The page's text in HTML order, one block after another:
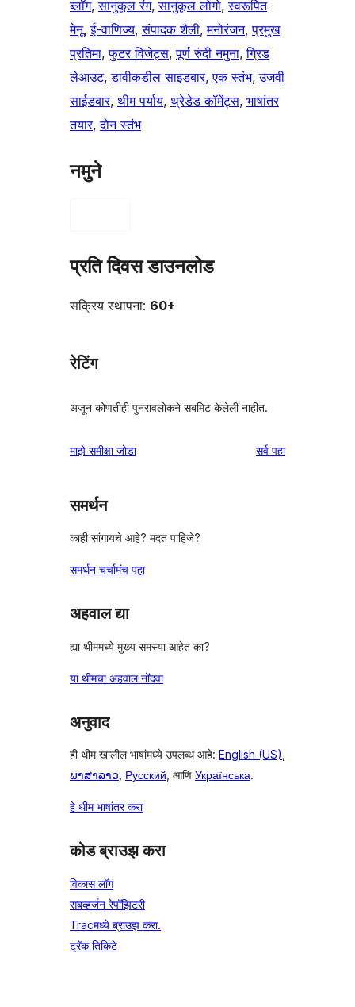
ब्लॉग, सानुकूल रंग, सानुकूल लोगो, स्वरूपित
मेनू, ई-वाणिज्य, संपादक शैली, मनोरंजन, प्रमुख
प्रतिमा, फुटर विजेट्स, पूर्ण रुंदी नमुना, ग्रिड
लेआउट, डावीकडील साइडबार, एक स्तंभ, उजवी
साईडबार, थीम पर्याय, थ्रेडेड कॉमेंट्स, भाषांतर
तयार, दोन स्तंभ
नमुने
प्रति दिवस डाउनलोड
सक्रिय स्थापना: 60+
रेटिंग
अजून कोणतीही पुनरावलोकने सबमिट केलेली नाहीत.
माझे समीक्षा जोडा सर्वपुनरावलोकने
पहा
समर्थन
काही सांगायचे आहे? मदत पाहिजे?
समर्थन चर्चामंच पहा
अहवाल द्या
ह्या थीममध्ये मुख्य समस्या आहेत का?
या थीमचा अहवाल नोंदवा
अनुवाद
ही थीम खालील भाषांमध्ये उपलब्ध आहे: English (US)
ພາສາລາວ Русский , आणि Українська.
हे थीम भाषांतर करा
कोड ब्राउझ करा
विकास लॉग
सबव्हर्जन रेपॉझिटरी
Tracमध्ये ब्राउझ करा.
ट्रॅक तिकिटे